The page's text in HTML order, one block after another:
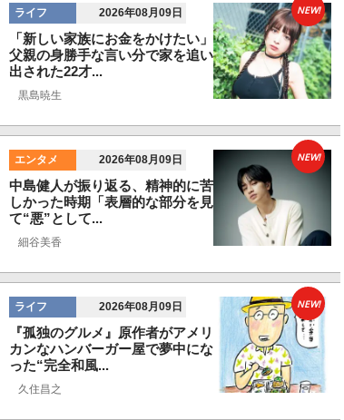
ライフ 2026年08月09日
「新しい家族にお金をかけたい」
父親の身勝手な言い分で家を追い
出された22才...
黒島暁生
NEW!
エンタメ 2026年08月09日
中島健人が振り返る、精神的に苦
しかった時期「表層的な部分を見
て“悪”として...
細谷美香
NEW!
ライフ 2026年08月09日
『孤独のグルメ』原作者がアメリ
カンなハンバーガー屋で夢中にな
った“完全和風...
久住昌之
NEW!